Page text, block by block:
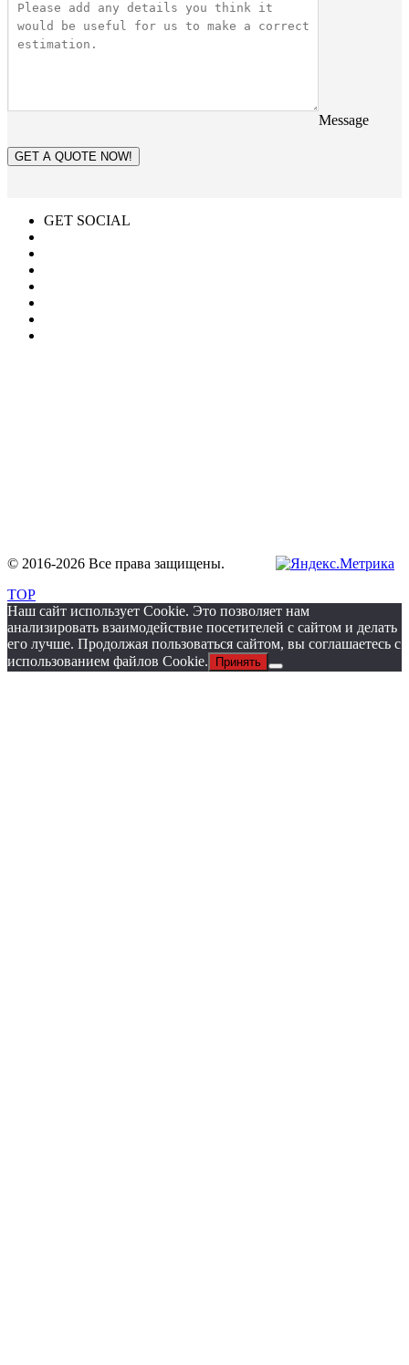
Message
GET A QUOTE NOW!
GET SOCIAL
© 2016-2026 Все права защищены.
TOP
Наш сайт использует Cookie. Это позволяет нам
анализировать взаимодействие посетителей с сайтом и делать
его лучше. Продолжая пользоваться сайтом, вы соглашаетесь с
использованием файлов Cookie.
Принять